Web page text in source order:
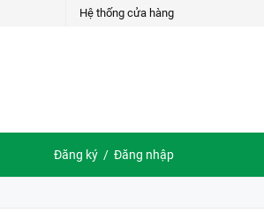
Hệ thống cửa hàng
Đăng ký / Đăng nhập